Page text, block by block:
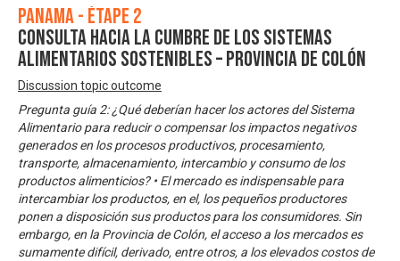
Panama - Étape 2
Consulta Hacia la Cumbre de los Sistemas
Alimentarios Sostenibles – Provincia de Colón
Discussion topic outcome
Pregunta guía 2: ¿Qué deberían hacer los actores del Sistema
Alimentario para reducir o compensar los impactos negativos
generados en los procesos productivos, procesamiento,
transporte, almacenamiento, intercambio y consumo de los
productos alimenticios? • El mercado es indispensable para
intercambiar los productos, en el, los pequeños productores
ponen a disposición sus productos para los consumidores. Sin
embargo, en la Provincia de Colón, el acceso a los mercados es
sumamente difícil, derivado, entre otros, a los elevados costos de